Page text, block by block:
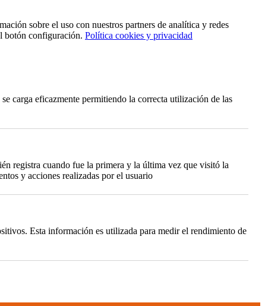
sobre el uso con nuestros partners de analítica y redes
botón configuración. Política cookies y privacidad
carga eficazmente permitiendo la correcta utilización de las
registra cuando fue la primera y la última vez que visitó la
y acciones realizadas por el usuario
Esta información es utilizada para medir el rendimiento de